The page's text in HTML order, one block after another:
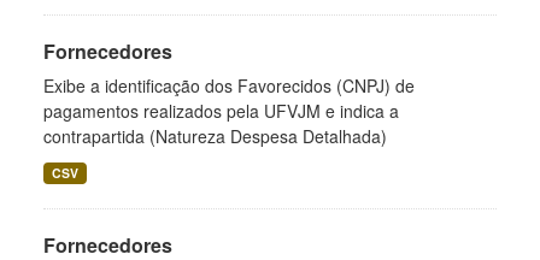
Fornecedores
Exibe a identificação dos Favorecidos (CNPJ) de
pagamentos realizados pela UFVJM e indica a
contrapartida (Natureza Despesa Detalhada)
CSV
Fornecedores